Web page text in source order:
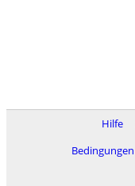
Hilfe
Bedingungen